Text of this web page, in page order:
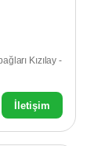
Kızılay -
İletişim